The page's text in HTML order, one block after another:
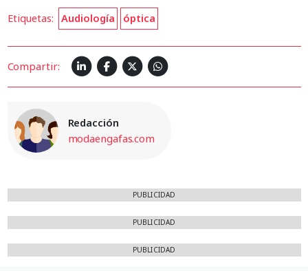
Etiquetas: Audiología óptica
Compartir:
Redacción
modaengafas.com
PUBLICIDAD
PUBLICIDAD
PUBLICIDAD